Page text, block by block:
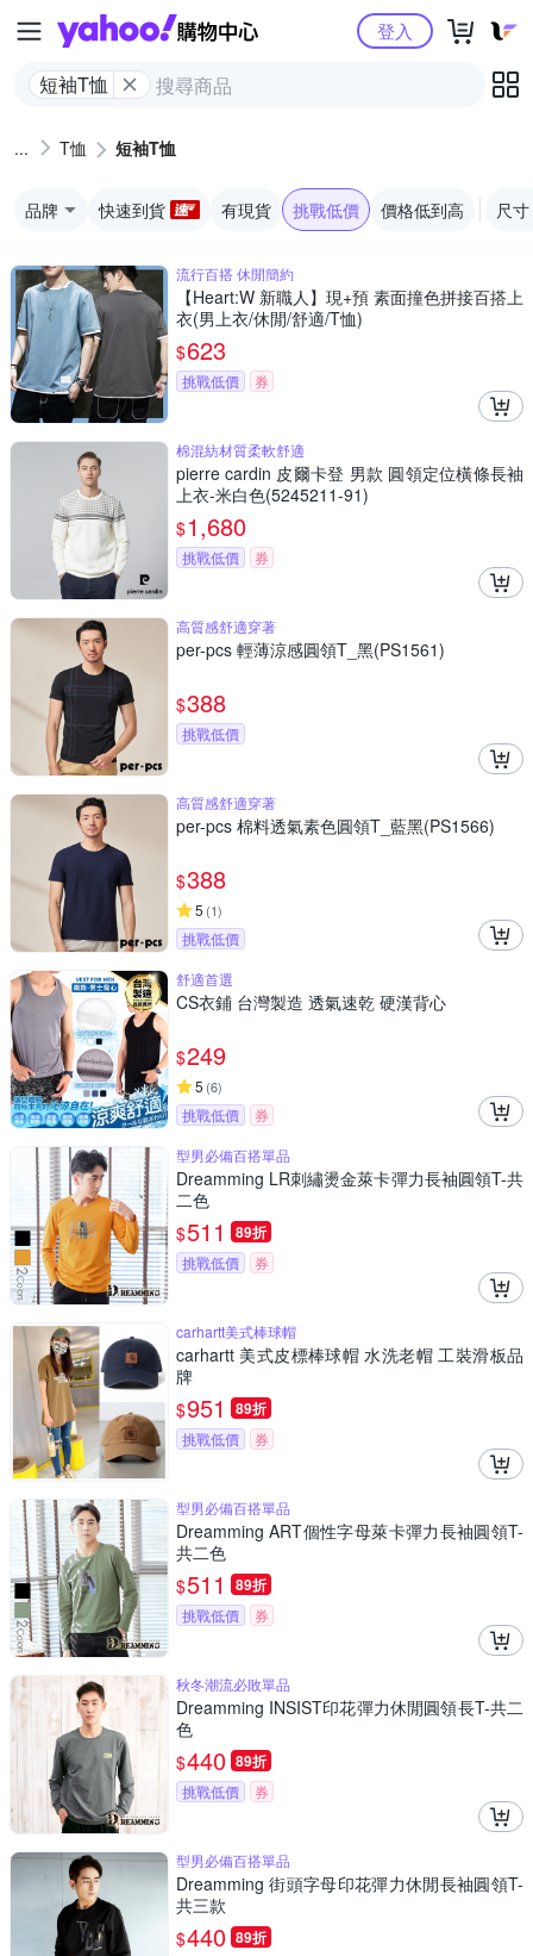
Yahoo購物中心
短袖T恤
登入
T恤 短袖T恤
品牌 快速到貨 有現貨 挑戰低價 價格低到高 尺寸
流行百搭 休閒簡約
【Heart:W 新職人】現+預 素面撞色拼接百搭上
衣(男上衣/休閒/舒適/T恤)
$623
挑戰低價 券
棉混紡材質柔軟舒適
pierre cardin 皮爾卡登 男款 圓領定位橫條長袖
上衣-米白色(5245211-91)
$1,680
挑戰低價 券
高質感舒適穿著
per-pcs 輕薄涼感圓領T_黑(PS1561)
$388
挑戰低價
高質感舒適穿著
per-pcs 棉料透氣素色圓領T_藍黑(PS1566)
$388
5 (1)
挑戰低價
舒適首選
CS衣鋪 台灣製造 透氣速乾 硬漢背心
$249
5 (6)
挑戰低價
券
型男必備百搭單品
Dreamming LR刺繡燙金萊卡彈力長袖圓領T-共
二色
$511 89折
挑戰低價 券
carhartt美式棒球帽
carhartt 美式皮標棒球帽 水洗老帽 工裝滑板品
牌
$951 89折
挑戰低價 券
型男必備百搭單品
Dreamming ART個性字母萊卡彈力長袖圓領T-
共二色
$511 89折
挑戰低價 券
秋冬潮流必敗單品
Dreamming INSIST印花彈力休閒圓領長T-共二
色
$440 89折
挑戰低價 券
型男必備百搭單品
Dreamming 街頭字母印花彈力休閒長袖圓領T-
共三款
$440 89折